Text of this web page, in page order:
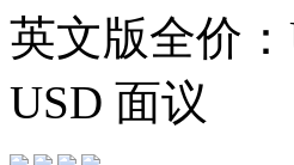
英文版全价
USD 面议